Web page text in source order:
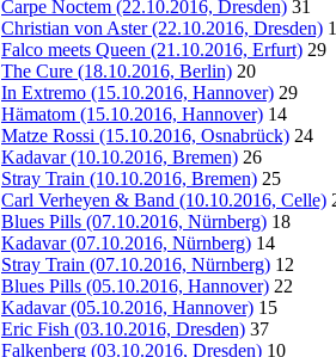
Carpe Noctem (22.10.2016, Dresden) 31
Christian von Aster (22.10.2016, Dresden)
Falco meets Queen (21.10.2016, Erfurt) 29
The Cure (18.10.2016, Berlin) 20
In Extremo (15.10.2016, Hannover) 29
Hämatom (15.10.2016, Hannover) 14
Matze Rossi (15.10.2016, Osnabrück) 24
Kadavar (10.10.2016, Bremen) 26
Stray Train (10.10.2016, Bremen) 25
Carl Verheyen & Band (10.10.2016, Celle)
Blues Pills (07.10.2016, Nürnberg) 18
Kadavar (07.10.2016, Nürnberg) 14
Stray Train (07.10.2016, Nürnberg) 12
Blues Pills (05.10.2016, Hannover) 22
Kadavar (05.10.2016, Hannover) 15
Eric Fish (03.10.2016, Dresden) 37
Falkenberg (03.10.2016, Dresden) 10